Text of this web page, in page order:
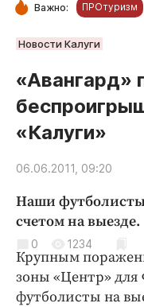
РУБРИКИ
Новости
Статьи
Народные
Авто и
Криминал
Культура
Образование
Важно: ПРОтуризм
Новости Калуги
«Авангард»
«Калуги»
06.06.2011, 09:20
Наши
счетом на выезде.
0 1234
Крупным
зоны «Центр»
футболисты на